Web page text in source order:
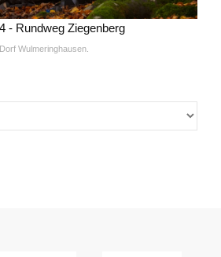
- Rundweg Ziegenberg
Wulmeringhausen.